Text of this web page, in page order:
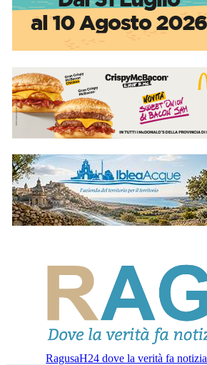
RagusaH24 dove la verità fa notizia